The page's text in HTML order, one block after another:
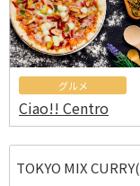
グルメ
Ciao!! Centro
TOKYO MIX